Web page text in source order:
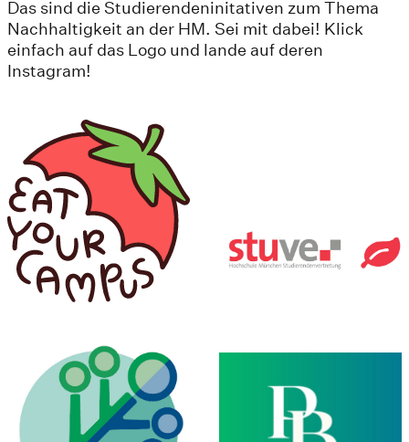
Das sind die Studierendeninitativen zum Thema
Nachhaltigkeit an der HM. Sei mit dabei! Klick
einfach auf das Logo und lande auf deren
Instagram!